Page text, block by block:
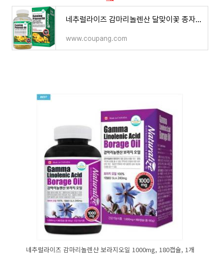
네추럴라이즈 감마리놀렌산 달맞이꽃 종자유 300정, 1개
www.coupang.com
네추럴라이즈 감마리놀렌산 보라지오일 1000mg, 180캡슐, 1개